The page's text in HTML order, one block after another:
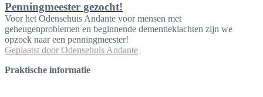
Penningmeester gezocht!
Voor het Odensehuis Andante voor mensen met
geheugenproblemen en beginnende dementieklachten zijn we
opzoek naar een penningmeester!
Geplaatst door Odensehuis Andante
Praktische informatie